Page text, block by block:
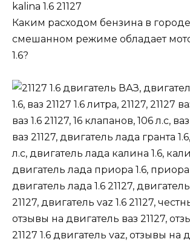
Каким расходом бензина в городе
смешанном режиме обладает
1 .6?